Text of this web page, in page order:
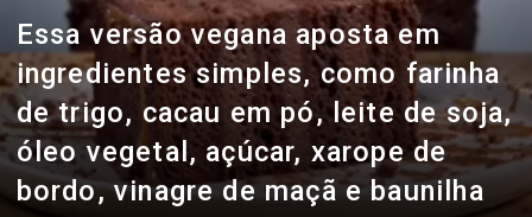
Essa versão vegana aposta em
ingredientes simples, como farinha
de trigo, cacau em pó, leite de soja,
óleo vegetal, açúcar, xarope de
bordo, vinagre de maçã e baunilha